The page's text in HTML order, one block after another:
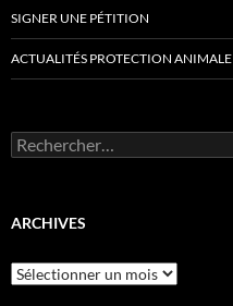
SIGNER UNE PÉTITION
ACTUALITÉS PROTECTION ANIMALE
Rechercher :
ARCHIVES
Archives